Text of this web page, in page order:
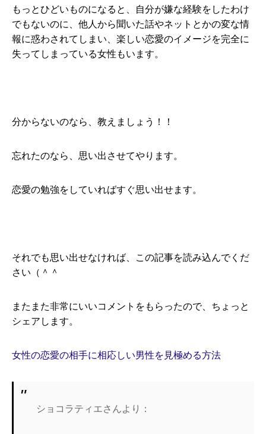
もっとひどいものになると、自分が嫌な経験をしたわけ
でもないのに、他人から聞いた話やネットとかの変な情
報に惑わされてしまい、楽しい恋愛のイメージを完全に
失ってしまっている女性もいます。
分からないのなら、教えましょう！！
忘れたのなら、思い出させてやります。
恋愛の勉強をしていればすぐ思い出せます。
それでも思い出せなければ、この記事を読み込んでくだ
さい（＾＾
またまた非常にいいコメントをもらったので、ちょっと
シェアします。
女性の恋愛の相手に相応しい男性を見極める方法
ショコラティエさんより：